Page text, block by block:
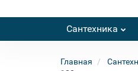
Сантехника
Главная